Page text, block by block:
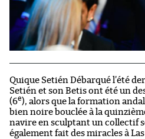
Quique Setién Débarqué l’été
Setién et son Betis ont été un
(6e), alors que la formation
bien noire bouclée à la
navire en sculptant un collectif
également fait des miracles à